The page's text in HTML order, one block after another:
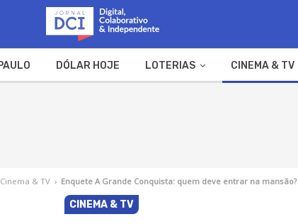
DÓLAR HOJE LOTERIAS CINEMA & TV
Cinema & TV › Enquete A Grande Conquista: quem deve entrar na mansão?
CINEMA & TV